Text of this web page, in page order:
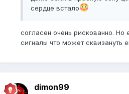
сердце встало
согласен очень рискованно. Но
сигналы что может сквизануть
dimon99